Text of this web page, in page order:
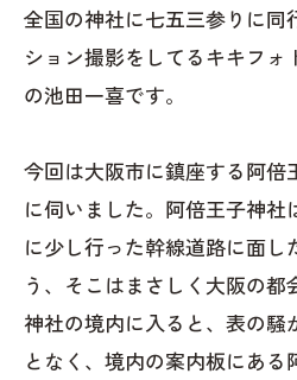
全国の神社に七五三参りに同
ション撮影をしてるキキフォ
の池田一喜です。
今回は大阪市に鎮座する阿倍
に伺いました。阿倍王子神
に少し行った幹線道路に面し
う、そこはまさしく大阪の
神社の境内に入ると、表の騒
となく、境内の案内板にある